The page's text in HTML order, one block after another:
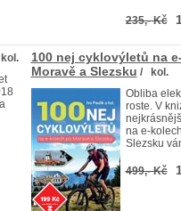
235,- Kč
100 nej cyklovýletů na
Moravě a Slezsku / kol.
Obliba
roste. V
na e-
Slezsku
499,- Kč